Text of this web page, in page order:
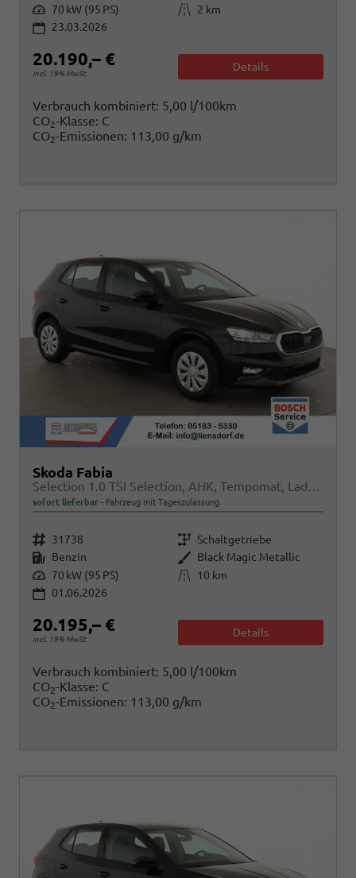
Leistung 70 kW (95 PS) Kilometerstand
2 km
23.03.2026
20.190,– €
incl. 19% MwSt.
Details
Verbrauch kombiniert: 5,00 l/100km
CO2-Klasse: C
CO2-Emissionen: 113,00 g/km
Skoda Fabia
Selection 1.0 TSI Selection, AHK, Tempomat, Ladeboden, Park, Winterpaket, SmartLink, 4-J Garantie
sofort lieferbar Fahrzeug mit Tageszulassung
Fahrzeugnr. 31738 Getriebe Schaltgetriebe
Kraftstoff Benzin Außenfarbe Black Magic Metallic
Leistung 70 kW (95 PS) Kilometerstand
10 km
01.06.2026
20.195,– €
incl. 19% MwSt.
Details
Verbrauch kombiniert: 5,00 l/100km
CO2-Klasse: C
CO2-Emissionen: 113,00 g/km